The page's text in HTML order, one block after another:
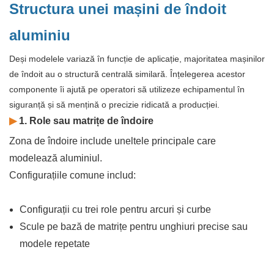
Structura unei mașini de îndoit
aluminiu
Deși modelele variază în funcție de aplicație, majoritatea mașinilor
de îndoit au o structură centrală similară. Înțelegerea acestor
componente îi ajută pe operatori să utilizeze echipamentul în
siguranță și să mențină o precizie ridicată a producției.
▶1. Role sau matrițe de îndoire
Zona de îndoire include uneltele principale care
modelează aluminiul.
Configurațiile comune includ:
Configurații cu trei role pentru arcuri și curbe
Scule pe bază de matrițe pentru unghiuri precise sau
modele repetate